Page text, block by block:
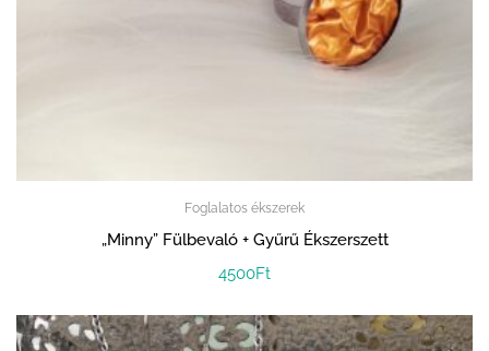
Foglalatos ékszerek
„Minny” Fülbevaló + Gyűrű Ékszerszett
4500Ft